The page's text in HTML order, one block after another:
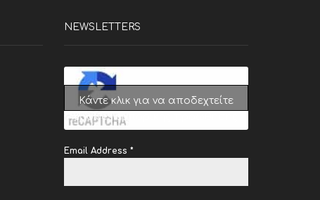
NEWSLETTERS
Κάντε κλικ για να αποδεχτείτε
cookies εμπορικής προώθησης
και να ενεργοποιήσετε αυτό το
περιεχόμενο
Email Address *